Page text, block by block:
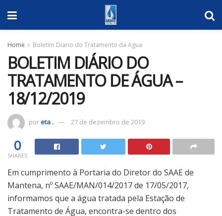
Home Boletim Diario do Tratamento da Agua
BOLETIM DIÁRIO DO
TRATAMENTO DE ÁGUA –
18/12/2019
poreta . 27 de dezembro de 2019
0
SHARES
Em cumprimento à Portaria do Diretor do SAAE de
Mantena, nº SAAE/MAN/014/2017 de 17/05/2017,
informamos que a água tratada pela Estação de
Tratamento de Água, encontra-se dentro dos